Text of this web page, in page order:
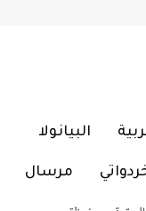
البيانولا
مرسال